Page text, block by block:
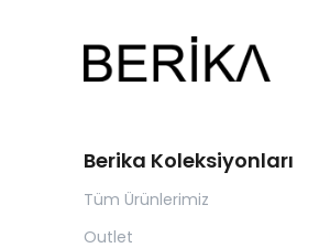
Berika Koleksiyonları
Tüm Ürünlerimiz
Outlet